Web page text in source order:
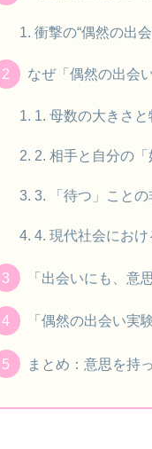
衝撃の“偶然の出
なぜ「偶然の出会
1. 母数の大きさ
2. 相手と自分の
3. 「待つ」ことの
4. 現代社会にお
「出会いにも、意
「偶然の出会い実
まとめ：意思を持